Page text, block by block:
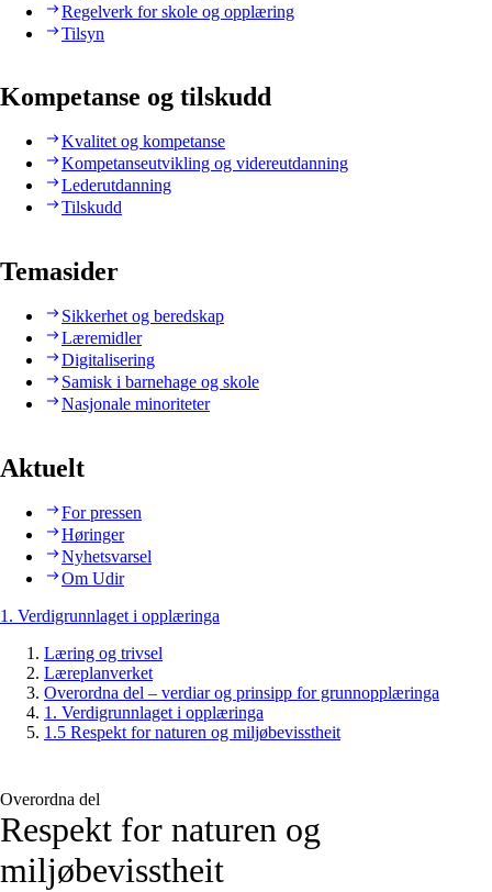
Regelverk for skole og opplæring
Tilsyn
Kompetanse og tilskudd
Kvalitet og kompetanse
Kompetanseutvikling og videreutdanning
Lederutdanning
Tilskudd
Temasider
Sikkerhet og beredskap
Læremidler
Digitalisering
Samisk i barnehage og skole
Nasjonale minoriteter
Aktuelt
For pressen
Høringer
Nyhetsvarsel
Om Udir
1. Verdigrunnlaget i opplæringa
Læring og trivsel
Læreplanverket
Overordna del – verdiar og prinsipp for grunnopplæringa
1. Verdigrunnlaget i opplæringa
1.5 Respekt for naturen og miljøbevisstheit
Overordna del
Respekt for naturen og
miljøbevisstheit